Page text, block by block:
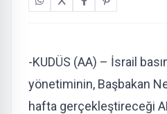
-KUDÜS (AA) – İsrail
yönetiminin, Başbakan
hafta gerçekleştireceği